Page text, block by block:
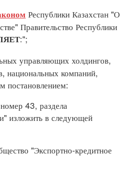
Республики Казахстан "О
Правительство Республики
:";
управляющих холдингов,
национальных компаний,
постановлением:
43, раздела
изложить в следующей
"Экспортно-кредитное